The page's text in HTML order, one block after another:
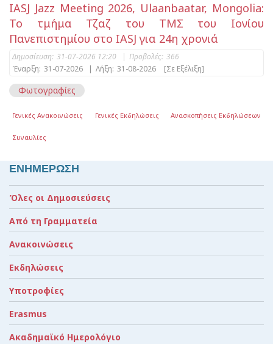
IASJ Jazz Meeting 2026, Ulaanbaatar, Mongolia:
Το τμήμα Τζαζ του ΤΜΣ του Ιονίου
Πανεπιστημίου στο IASJ για 24η χρονιά
Δημοσίευση: 31-07-2026 12:20 | Προβολές: 366
Έναρξη: 31-07-2026 | Λήξη: 31-08-2026 [Σε Εξέλιξη]
Φωτογραφίες
Γενικές Ανακοινώσεις Γενικές Εκδηλώσεις Ανασκοπήσεις Εκδηλώσεων
Συναυλίες
ΕΝΗΜΕΡΩΣΗ
Όλες οι Δημοσιεύσεις
Από τη Γραμματεία
Ανακοινώσεις
Εκδηλώσεις
Υποτροφίες
Erasmus
Ακαδημαϊκό Ημερολόγιο